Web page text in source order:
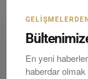
En yeni
haberdar